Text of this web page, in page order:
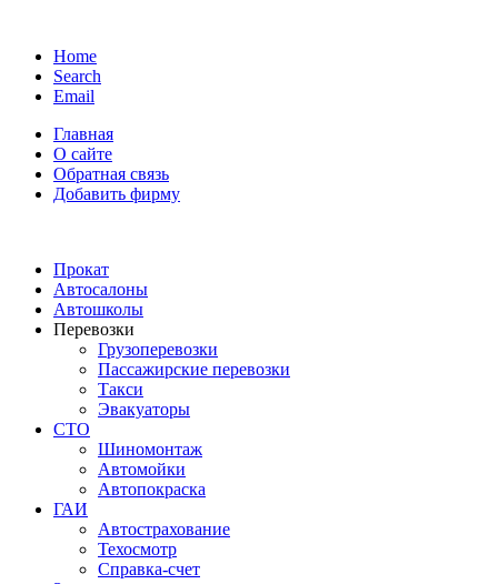
Home
Search
Email
Главная
О сайте
Обратная связь
Добавить фирму
Прокат
Автосалоны
Автошколы
Перевозки
Грузоперевозки
Пассажирские перевозки
Такси
Эвакуаторы
СТО
Шиномонтаж
Автомойки
Автопокраска
ГАИ
Автострахование
Техосмотр
Справка-счет